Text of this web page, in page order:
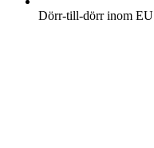
Dörr-till-dörr inom EU